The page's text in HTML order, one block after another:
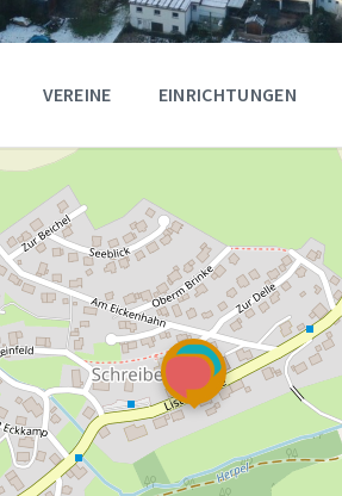
VEREINE EINRICHTUNGEN